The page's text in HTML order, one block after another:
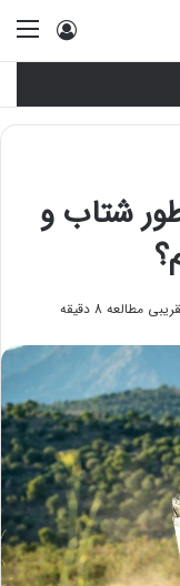
ورود
شتاب و
مطالعه 8 دقیقه